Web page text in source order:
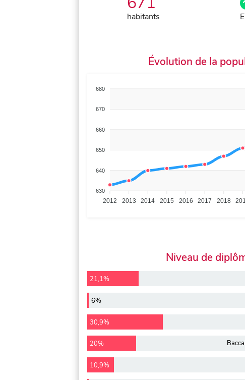
habitants
Évolution de la
680
670
660
650
640
630
2012 2013 2014 2015 2016 2017 2018
Niveau de
21,1%
6%
30,9%
20%
10,9%